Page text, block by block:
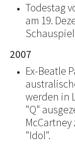
Todestag
am 19.
2007
Ex-Beatle
werden in
"Q"
"Idol".